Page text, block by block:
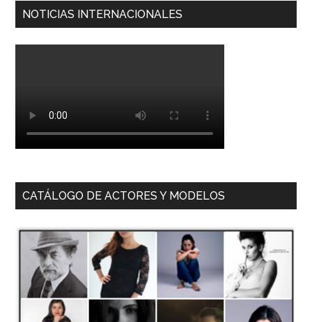
NOTICIAS INTERNACIONALES
CATÁLOGO DE ACTORES Y MODELOS